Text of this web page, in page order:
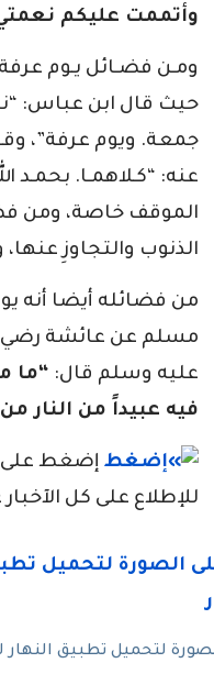
وأتممت عليكم
ومـن فضـائل يـوم
حيث قال ابن عباس:
جمعة. ويوم عرفة”،
عنه: “كـلاهمـا. بحمـد
الموقف خاصة، ومن
الذنوب والتجاوزِ عنها،
من فضائله أيضا أنه
مسلم عن عائشة رضي
عليه وسلم قال: “ما
فيه عبيداً من النار
إضغط على
للإطلاع على كل
لتحميل تطبيق النهار